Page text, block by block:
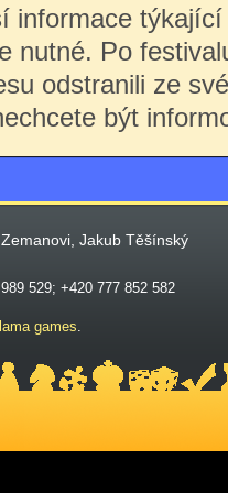
informace
nutné. Po
odstranili ze
být
Jakub Těšínský
529; +420 777 852 582
games.